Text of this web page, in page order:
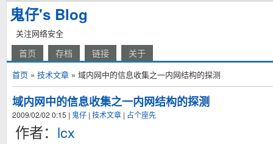
鬼仔's Blog
关注网络安全
首页 存档 链接 关于
首页 » 技术文章 » 域内网中的信息收集之一内网结构的探测
域内网中的信息收集之一内网结构的探测
2009/02/02 0:15 | 鬼仔 | 技术文章 | 占个座先
作者： lcx